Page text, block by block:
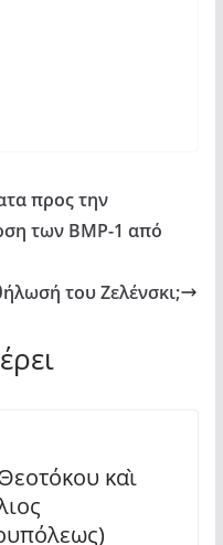
προς την
των BMP-1 από
του Ζελένσκι;
καὶ